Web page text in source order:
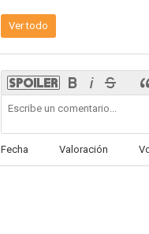
Cazatesoros
7.5
Ver todo
Fecha Valoración